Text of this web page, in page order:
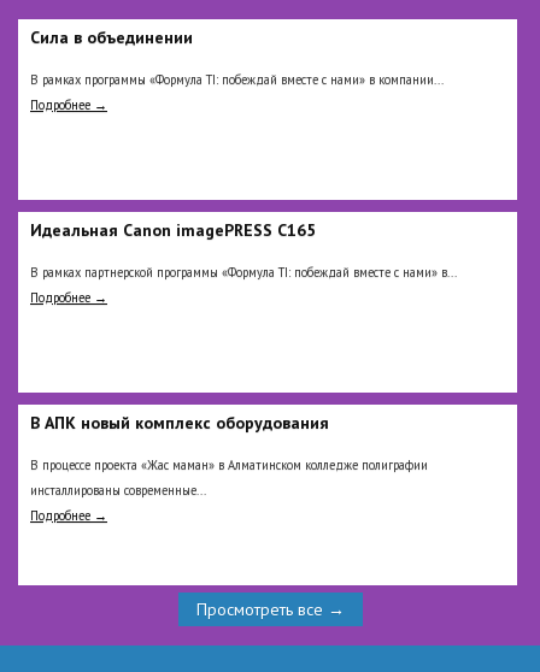
Сила в объединении
В рамках программы «Формула TI: побеждай вместе с нами» в компании...
Подробнее →
Идеальная Сanon imagePRESS C165
В рамках партнерской программы «Формула TI: побеждай вместе с нами» в...
Подробнее →
В АПК новый комплекс оборудования
В процессе проекта «Жас маман» в Алматинском колледже полиграфии
инсталлированы современные...
Подробнее →
Просмотреть все →